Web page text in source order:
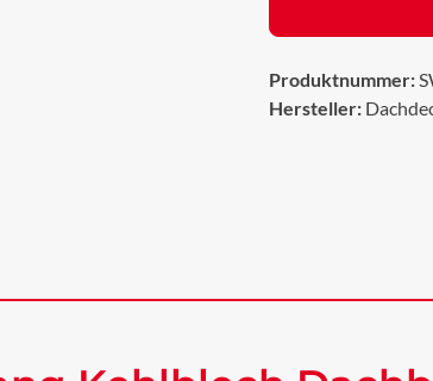
Produktnummer:
Hersteller: